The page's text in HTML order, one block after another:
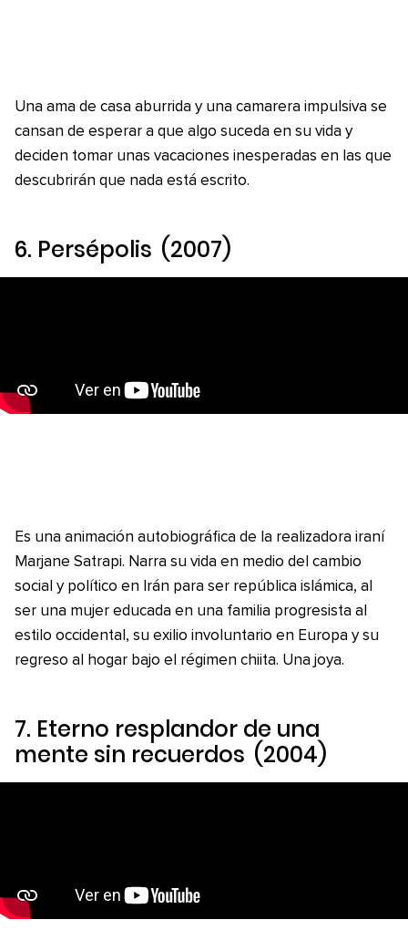
Una ama de casa aburrida y una camarera impulsiva se
cansan de esperar a que algo suceda en su vida y
deciden tomar unas vacaciones inesperadas en las que
descubrirán que nada está escrito.
6. Persépolis (2007)
Es una animación autobiográfica de la realizadora iraní
Marjane Satrapi. Narra su vida en medio del cambio
social y político en Irán para ser república islámica, al
ser una mujer educada en una familia progresista al
estilo occidental, su exilio involuntario en Europa y su
regreso al hogar bajo el régimen chiita. Una joya.
7. Eterno resplandor de una
mente sin recuerdos (2004)